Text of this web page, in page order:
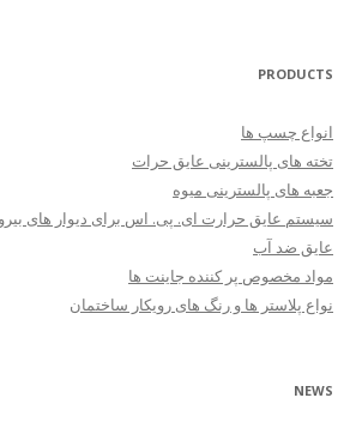
PRODUCTS
انواع چسپ ها
تخته های پالسترینی عایق حرات
جعبه های پالسترینی میوه
سیستم عایق حرارت ای. پی. اس برای دیوار های
عایق ضد آب
مواد مخصوص پر کننده جاینت ها
نواع پلاستر ها و رنگ های رویکار ساختمان
NEWS